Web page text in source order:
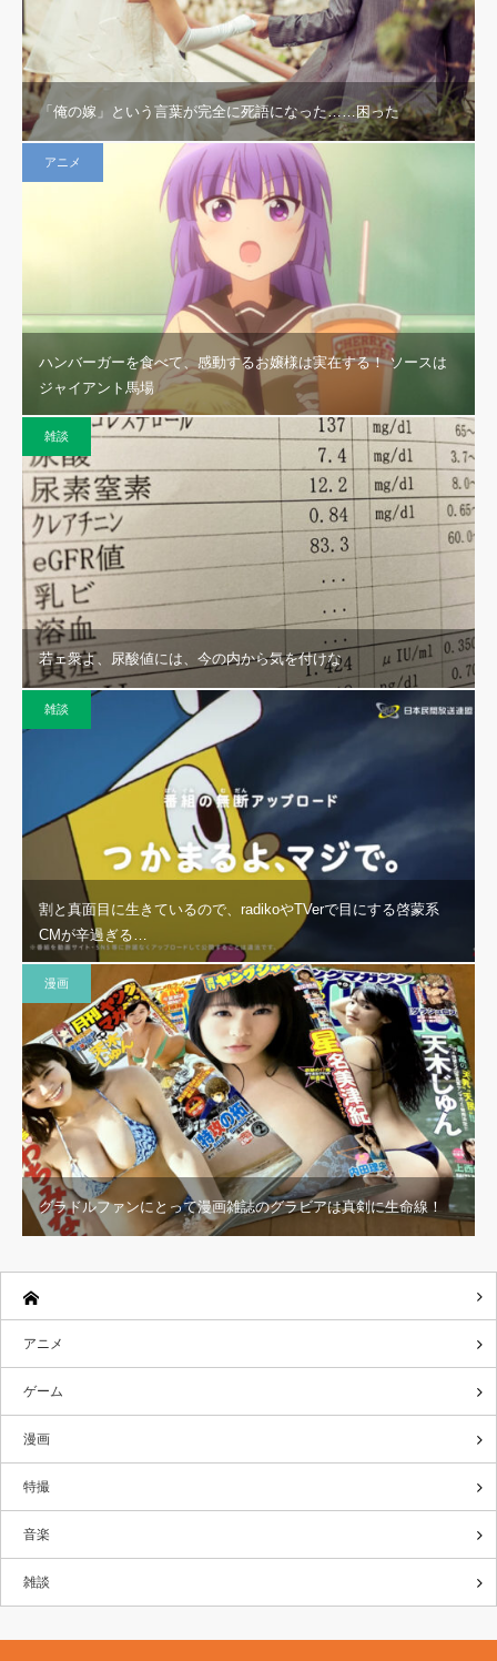
「俺の嫁」という言葉が完全に死語になった……困った
アニメ
ハンバーガーを食べて、感動するお嬢様は実在する！ ソースは
ジャイアント馬場
雑談
若ェ衆よ、尿酸値には、今の内から気を付けな
雑談
割と真面目に生きているので、radikoやTVerで目にする啓蒙系
CMが辛過ぎる…
漫画
グラドルファンにとって漫画雑誌のグラビアは真剣に生命線！
アニメ
ゲーム
漫画
特撮
音楽
雑談